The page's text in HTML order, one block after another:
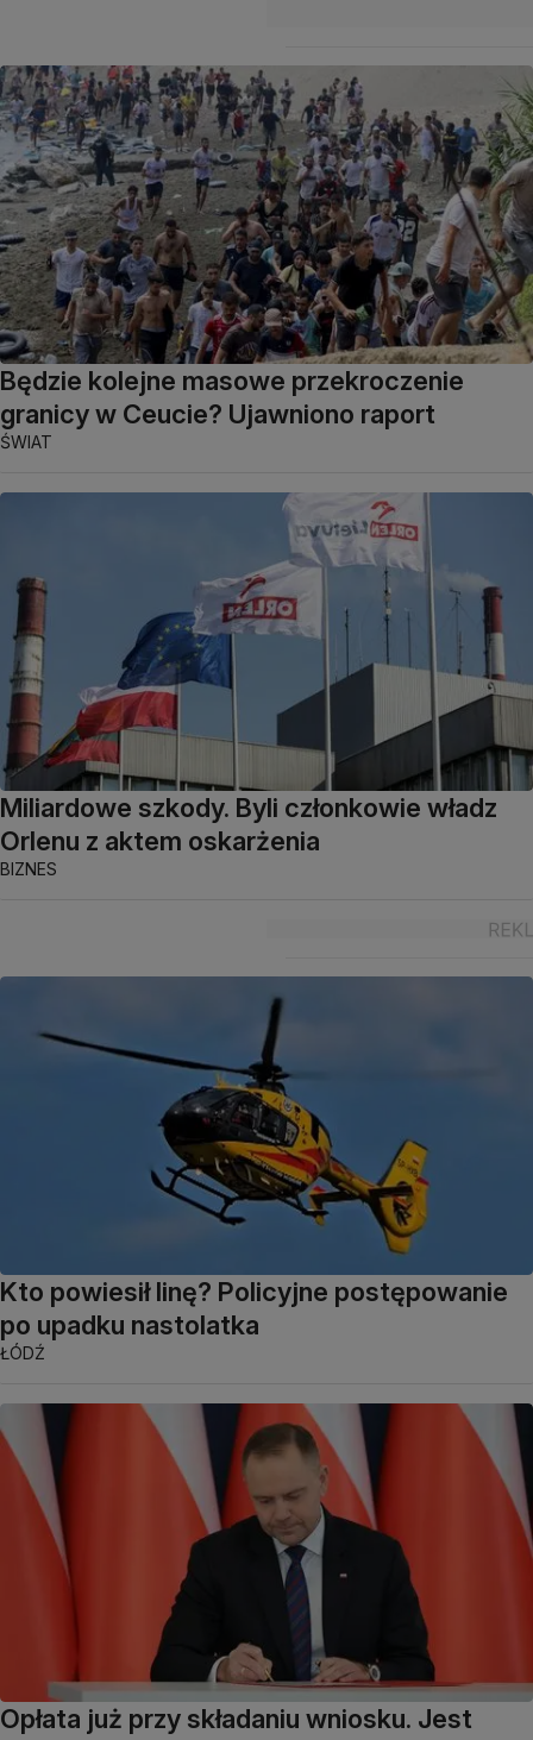
Będzie kolejne masowe przekroczenie
granicy w Ceucie? Ujawniono raport
ŚWIAT
Miliardowe szkody. Byli członkowie władz
Orlenu z aktem oskarżenia
BIZNES
Kto powiesił linę? Policyjne postępowanie
po upadku nastolatka
ŁÓDŹ
Opłata już przy składaniu wniosku. Jest